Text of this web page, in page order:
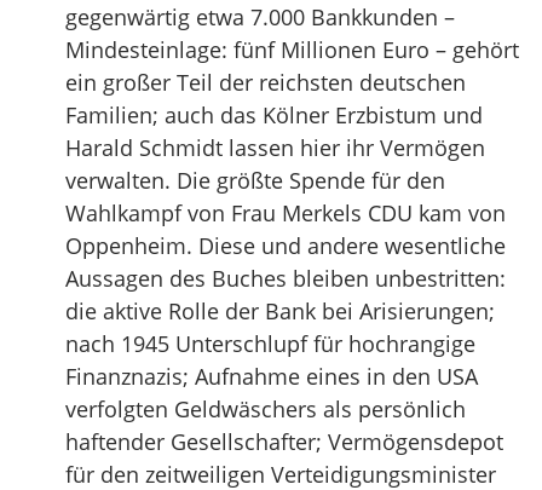
gegenwärtig etwa 7.000 Bankkunden –
Mindesteinlage: fünf Millionen Euro – gehört
ein großer Teil der reichsten deutschen
Familien; auch das Kölner Erzbistum und
Harald Schmidt lassen hier ihr Vermögen
verwalten. Die größte Spende für den
Wahlkampf von Frau Merkels CDU kam von
Oppenheim. Diese und andere wesentliche
Aussagen des Buches bleiben unbestritten:
die aktive Rolle der Bank bei Arisierungen;
nach 1945 Unterschlupf für hochrangige
Finanznazis; Aufnahme eines in den USA
verfolgten Geldwäschers als persönlich
haftender Gesellschafter; Vermögensdepot
für den zeitweiligen Verteidigungsminister